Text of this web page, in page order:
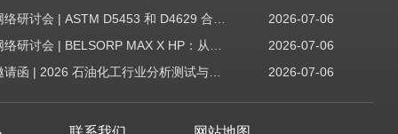
2026-07-06
2026-07-06
邀请函 | 2026 石油化工行业分析测试与仪器技术交流会（辽宁站）
2026-07-06